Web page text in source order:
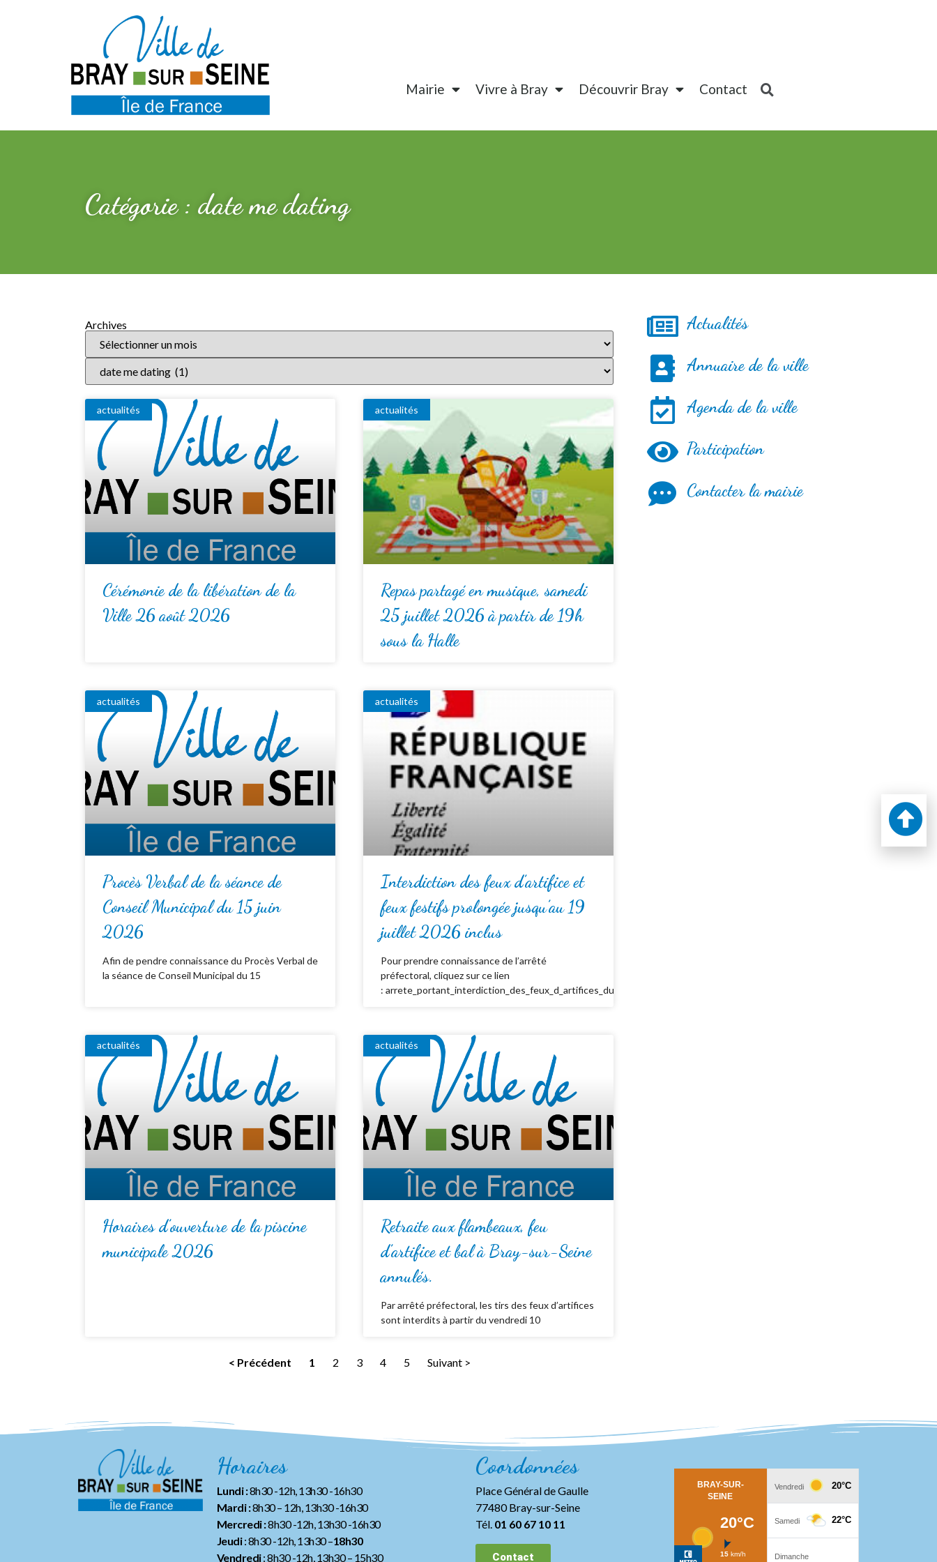
Mairie Vivre à Bray Découvrir Bray Contact
Catégorie : date me dating
Archives
actualités
Cérémonie de la libération de la
Ville 26 août 2026
actualités
Repas partagé en musique, samedi
25 juillet 2026 à partir de 19h
sous la Halle
actualités
Procès Verbal de la séance de
Conseil Municipal du 15 juin
2026
Afin de pendre connaissance du Procès Verbal de
la séance de Conseil Municipal du 15
actualités
Interdiction des feux d’artifice et
feux festifs prolongée jusqu’au 19
juillet 2026 inclus
Pour prendre connaissance de l’arrêté
préfectoral, cliquez sur ce lien
: arrete_portant_interdiction_des_feux_d_artifices_du_15_au_19_juillet_2026
actualités
Horaires d’ouverture de la piscine
municipale 2026
actualités
Retraite aux flambeaux, feu
d’artifice et bal à Bray-sur-Seine
annulés.
Par arrêté préfectoral, les tirs des feux d’artifices
sont interdits à partir du vendredi 10
< Précédent 1 2 3 4 5 Suivant >
Actualités
Annuaire de la ville
Agenda de la ville
Participation
Contacter la mairie
Horaires
Lundi :8h30 -12h, 13h30 -16h30
Mardi :8h30 – 12h, 13h30 -16h30
Mercredi :8h30 -12h, 13h30 -16h30
Jeudi: 8h30 -12h, 13h30 –18h30
Vendredi: 8h30 -12h, 13h30– 15h30
Coordonnées
Place Général de Gaulle
77480 Bray-sur-Seine
Tél. 01 60 67 10 11
Contact